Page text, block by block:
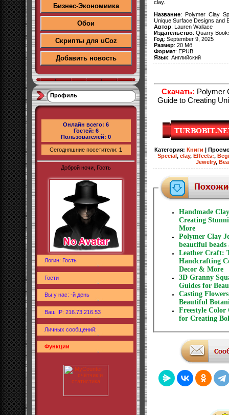
Бизнес-Экономиика
Обои
Скрипты для uCoz
Добавить новость
Профиль
Онлайн всего: 6
Гостей: 6
Пользователей: 0
Сегодняшние посетители: 1
Доброй ночи, Гость
Логин: Гость
Гости
Вы у нас: -й день
Ваш IP: 216.73.216.53
Личных сообщений:
Функции
clay.
Название: Polymer Clay
Unique Surface Designs and
Автор: Lauren Wallace
Издательство: Quarry
Год: September 9, 2025
Размер: 20 Мб
Формат: EPUB
Язык: Английский
Скачать: Polymer
Guide to Creating
Категория: Книги
Special , clay, Effects:,
Jewelry,
Handmade
Creating
More
Polymer Clay
beautiful beads
Leather Craft:
Handcrafting
Decor & More
3D Granny
Guides for
Casting
Beautiful
Freestyle
for Creating